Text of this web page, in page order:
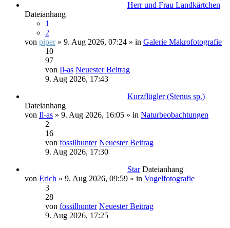
Herr und Frau Landkärtchen
Dateianhang
1
2
von piper» 9. Aug 2026, 07:24 » in Galerie Makrofotografie
10
97
von Il-as Neuester Beitrag
9. Aug 2026, 17:43
Kurzflügler (Stenus sp.)
Dateianhang
von Il-as » 9. Aug 2026, 16:05 » in Naturbeobachtungen
2
16
von fossilhunter Neuester Beitrag
9. Aug 2026, 17:30
Star Dateianhang
von Erich » 9. Aug 2026, 09:59 » in Vogelfotografie
3
28
von fossilhunter Neuester Beitrag
9. Aug 2026, 17:25